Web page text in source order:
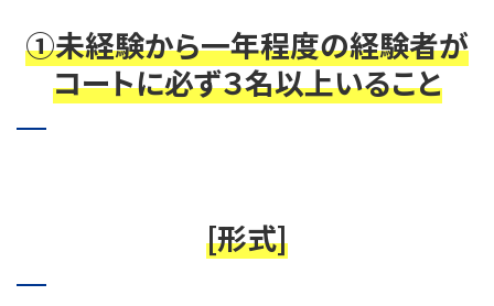
①未経験から一年程度の経験者が
コートに必ず３名以上いること
[形式]